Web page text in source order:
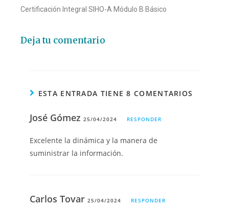
Certificación Integral SIHO-A Módulo B Básico
Deja tu comentario
ESTA ENTRADA TIENE 8 COMENTARIOS
José Gómez25/04/2024 RESPONDER
Excelente la dinámica y la manera de
suministrar la información.
Carlos Tovar25/04/2024 RESPONDER